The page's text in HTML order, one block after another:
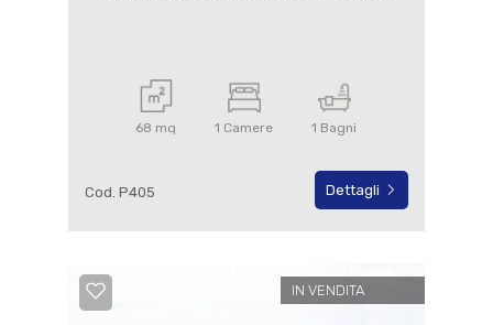
68 mq 1 Camere 1 Bagni
Cod. P405 Dettagli
IN VENDITA